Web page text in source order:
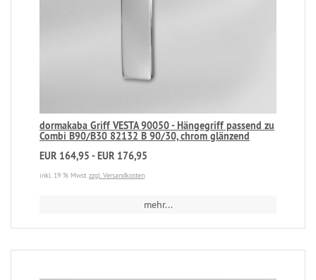
dormakaba Griff VESTA 90050 - Hängegriff passend zu
Combi B90/B30 82132 B 90/30, chrom glänzend
EUR 164,95 - EUR 176,95
inkl. 19 % Mwst.zzgl. Versandkosten
mehr...